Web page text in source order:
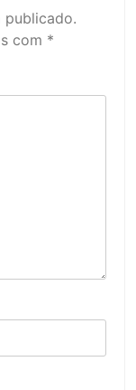
publicado.
com *